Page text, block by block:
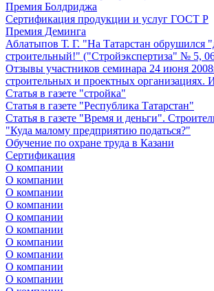
Премия Болдриджа
Сертификация продукции и услуг ГОСТ Р
Премия Деминга
Аблатыпов Т. Г. "На Татарстан обрушился
строительный!" ("Стройэкспертиза" № 5,
Отзывы участников семинара 24 июня
строительных и проектных
Статья в газете "стройка"
Статья в газете "Республика Татарстан"
Статья в газете "Время и деньги".
"Куда малому предприятию податься?"
Обучение по охране труда в Казани
Сертификация
О компании
О компании
О компании
О компании
О компании
О компании
О компании
О компании
О компании
О компании